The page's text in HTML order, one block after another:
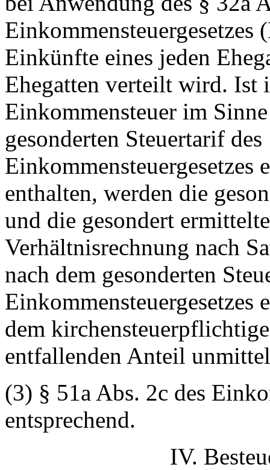
Einkünfte eines jeden
Ehegatten verteilt wird. Ist
Einkommensteuer im
gesonderten Steuertarif des
enthalten, werden die
und die gesondert
Verhältnisrechnung nach
nach dem gesonderten
dem
entfallenden Anteil
(3) § 51a Abs. 2c des
entsprechend.
IV.